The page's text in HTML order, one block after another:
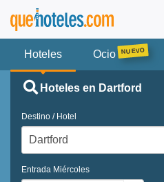
Hoteles Ocio
Hoteles en Dartford
Destino / Hotel
Entrada Miércoles